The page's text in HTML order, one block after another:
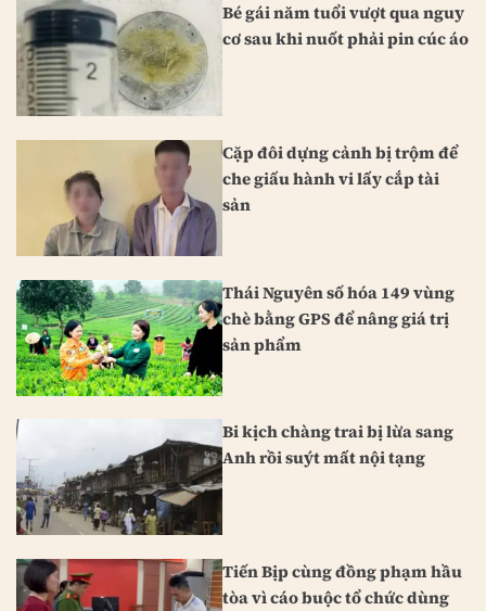
Bé gái năm tuổi vượt qua nguy
cơ sau khi nuốt phải pin cúc áo
Cặp đôi dựng cảnh bị trộm để
che giấu hành vi lấy cắp tài
sản
Thái Nguyên số hóa 149 vùng
chè bằng GPS để nâng giá trị
sản phẩm
Bi kịch chàng trai bị lừa sang
Anh rồi suýt mất nội tạng
Tiến Bịp cùng đồng phạm hầu
tòa vì cáo buộc tổ chức dùng